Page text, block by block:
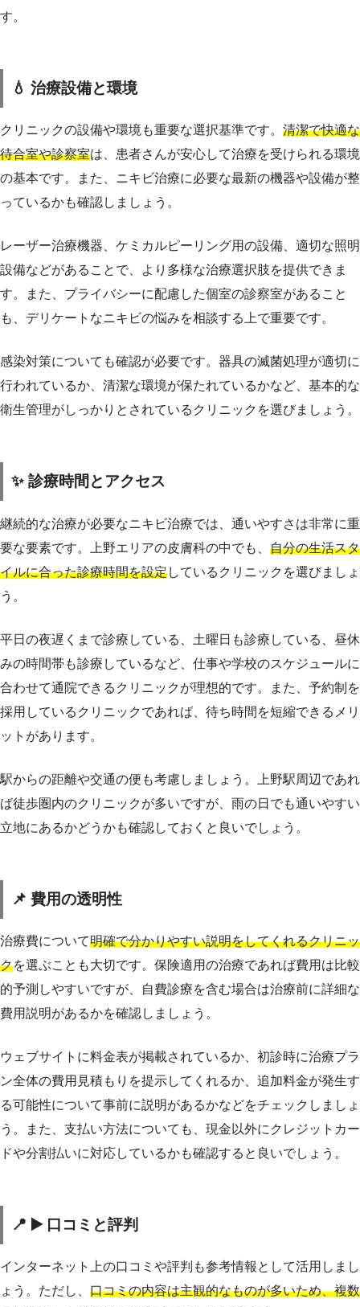
す。
💧 治療設備と環境
クリニックの設備や環境も重要な選択基準です。 清潔で快適な
待合室や診察室は、患者さんが安心して治療を受けられる環境
の基本です。また、ニキビ治療に必要な最新の機器や設備が整
っているかも確認しましょう。
レーザー治療機器、ケミカルピーリング用の設備、適切な照明
設備などがあることで、より多様な治療選択肢を提供できま
す。また、プライバシーに配慮した個室の診察室があること
も、デリケートなニキビの悩みを相談する上で重要です。
感染対策についても確認が必要です。器具の滅菌処理が適切に
行われているか、清潔な環境が保たれているかなど、基本的な
衛生管理がしっかりとされているクリニックを選びましょう。
✨ 診療時間とアクセス
継続的な治療が必要なニキビ治療では、通いやすさは非常に重
要な要素です。上野エリアの皮膚科の中でも、 自分の生活スタ
イルに合った診療時間を設定しているクリニックを選びましょ
う。
平日の夜遅くまで診療している、土曜日も診療している、昼休
みの時間帯も診療しているなど、仕事や学校のスケジュールに
合わせて通院できるクリニックが理想的です。また、予約制を
採用しているクリニックであれば、待ち時間を短縮できるメリ
ットがあります。
駅からの距離や交通の便も考慮しましょう。上野駅周辺であれ
ば徒歩圏内のクリニックが多いですが、雨の日でも通いやすい
立地にあるかどうかも確認しておくと良いでしょう。
📌 費用の透明性
治療費について明確で分かりやすい説明をしてくれるクリニッ
クを選ぶことも大切です。保険適用の治療であれば費用は比較
的予測しやすいですが、自費診療を含む場合は治療前に詳細な
費用説明があるかを確認しましょう。
ウェブサイトに料金表が掲載されているか、初診時に治療プラ
ン全体の費用見積もりを提示してくれるか、追加料金が発生す
る可能性について事前に説明があるかなどをチェックしましょ
う。また、支払い方法についても、現金以外にクレジットカー
ドや分割払いに対応しているかも確認すると良いでしょう。
📍 ▶️ 口コミと評判
インターネット上の口コミや評判も参考情報として活用しまし
ょう。ただし、 口コミの内容は主観的なものが多いため、複数